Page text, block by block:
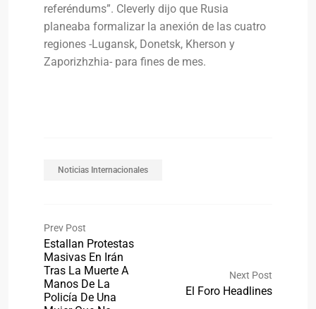
referéndums”. Cleverly dijo que Rusia
planeaba formalizar la anexión de las cuatro
regiones -Lugansk, Donetsk, Kherson y
Zaporizhzhia- para fines de mes.
Noticias Internacionales
Prev Post
Estallan Protestas
Masivas En Irán
Tras La Muerte A
Manos De La
Policía De Una
Next Post
El Foro Headlines